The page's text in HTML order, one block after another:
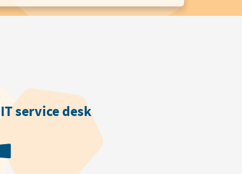
IT service desk